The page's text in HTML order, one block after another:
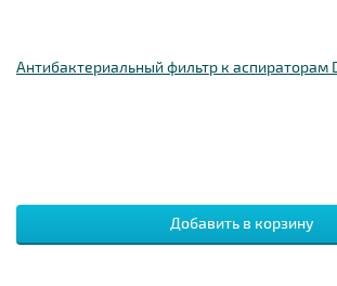
Антибактериальный фильтр к аспираторам